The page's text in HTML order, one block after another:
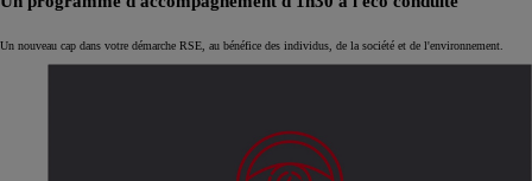
Un nouveau cap dans votre démarche RSE, au bénéfice des individus, de la société et de l'environnement.